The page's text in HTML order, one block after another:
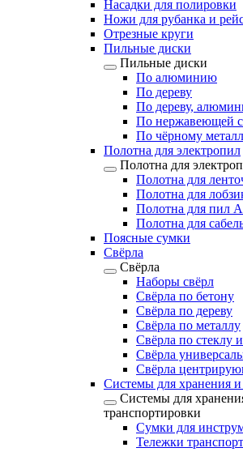
Насадки для полировки
Ножи для рубанка и
Отрезные круги
Пильные диски
Пильные диски
По алюминию
По дереву
По дереву,
По нержавеющей
По чёрному
Полотна для электропил
Полотна для
Полотна для
Полотна для
Полотна для пил
Полотна для
Поясные сумки
Свёрла
Свёрла
Наборы свёрл
Свёрла по бетону
Свёрла по дереву
Свёрла по металлу
Свёрла по стеклу
Свёрла
Свёрла
Системы для хранения
Системы для
транспортировки
Сумки для
Тележки